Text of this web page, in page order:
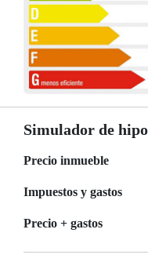
Simulador de
Precio inmueble
Impuestos y gastos
Precio + gastos